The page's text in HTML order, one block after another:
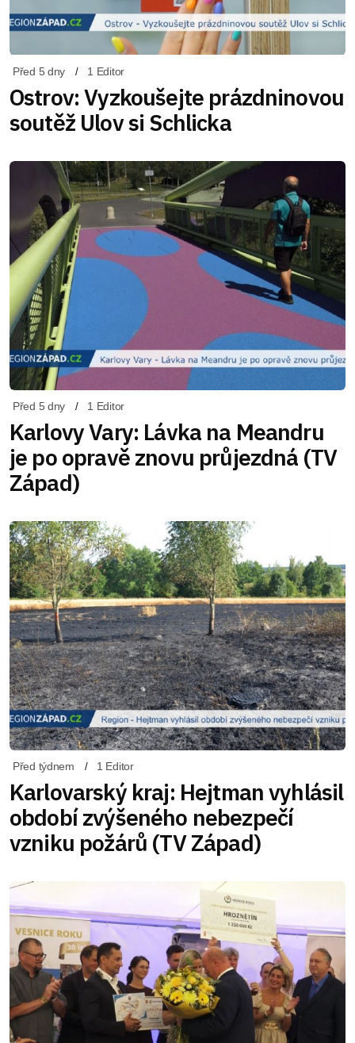
Před 5 dny 1 Editor
Ostrov: Vyzkoušejte prázdninovou
soutěž Ulov si Schlicka
Před 5 dny 1 Editor
Karlovy Vary: Lávka na Meandru
je po opravě znovu průjezdná (TV
Západ)
Před týdnem 1 Editor
Karlovarský kraj: Hejtman vyhlásil
období zvýšeného nebezpečí
vzniku požárů (TV Západ)